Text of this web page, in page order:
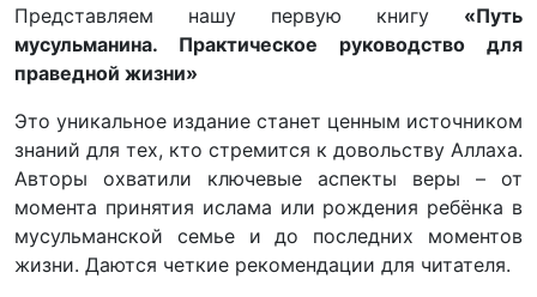
Представляем нашу первую книгу «Путь
мусульманина. Практическое руководство для
праведной жизни»
Это уникальное издание станет ценным источником
знаний для тех, кто стремится к довольству Аллаха.
Авторы охватили ключевые аспекты веры – от
момента принятия ислама или рождения ребёнка в
мусульманской семье и до последних моментов
жизни. Даются четкие рекомендации для читателя.